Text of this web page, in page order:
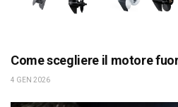
Come scegliere il motore
4 GEN 2026